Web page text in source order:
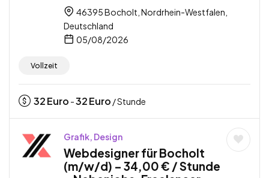
46395 Bocholt, Nordrhein-Westfalen,
Deutschland
05/08/2026
Vollzeit
32Euro -32Euro / Stunde
Grafik, Design
Webdesigner für Bocholt
(m/w/d) – 34,00 € / Stunde